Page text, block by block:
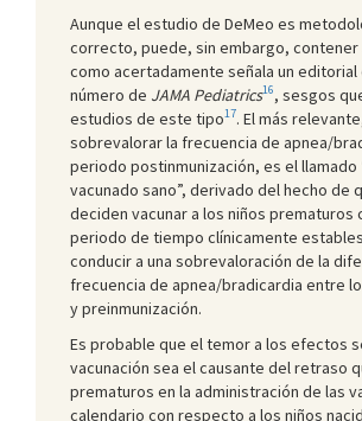
Aunque el estudio de DeMeo es
correcto, puede, sin embargo, contener
como acertadamente señala un editorial
número de JAMA Pediatrics16, sesgos
estudios de este tipo17. El más
sobrevalorar la frecuencia de apnea/
periodo postinmunización, es el
vacunado sano”, derivado del hecho de
deciden vacunar a los niños prematuros
periodo de tiempo clínicamente
conducir a una sobrevaloración de la
frecuencia de apnea/bradicardia entre
y preinmunización.
Es probable que el temor a los efectos
vacunación sea el causante del retraso
prematuros en la administración de las
calendario con respecto a los niños